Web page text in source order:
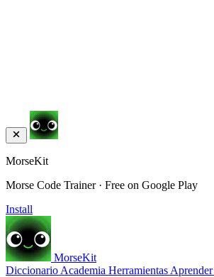
MorseKit
Morse Code Trainer · Free on Google Play
Install
MorseKit
Diccionario Academia Herramientas Aprender